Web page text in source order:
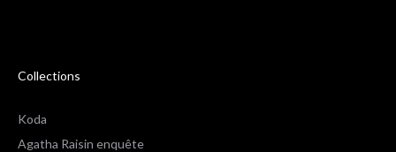
Collections
Koda
Agatha Raisin enquête